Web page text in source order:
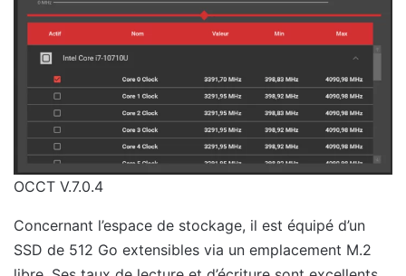
OCCT V.7.0.4
Concernant l’espace de stockage, il est équipé d’un
SSD de 512 Go extensibles via un emplacement M.2